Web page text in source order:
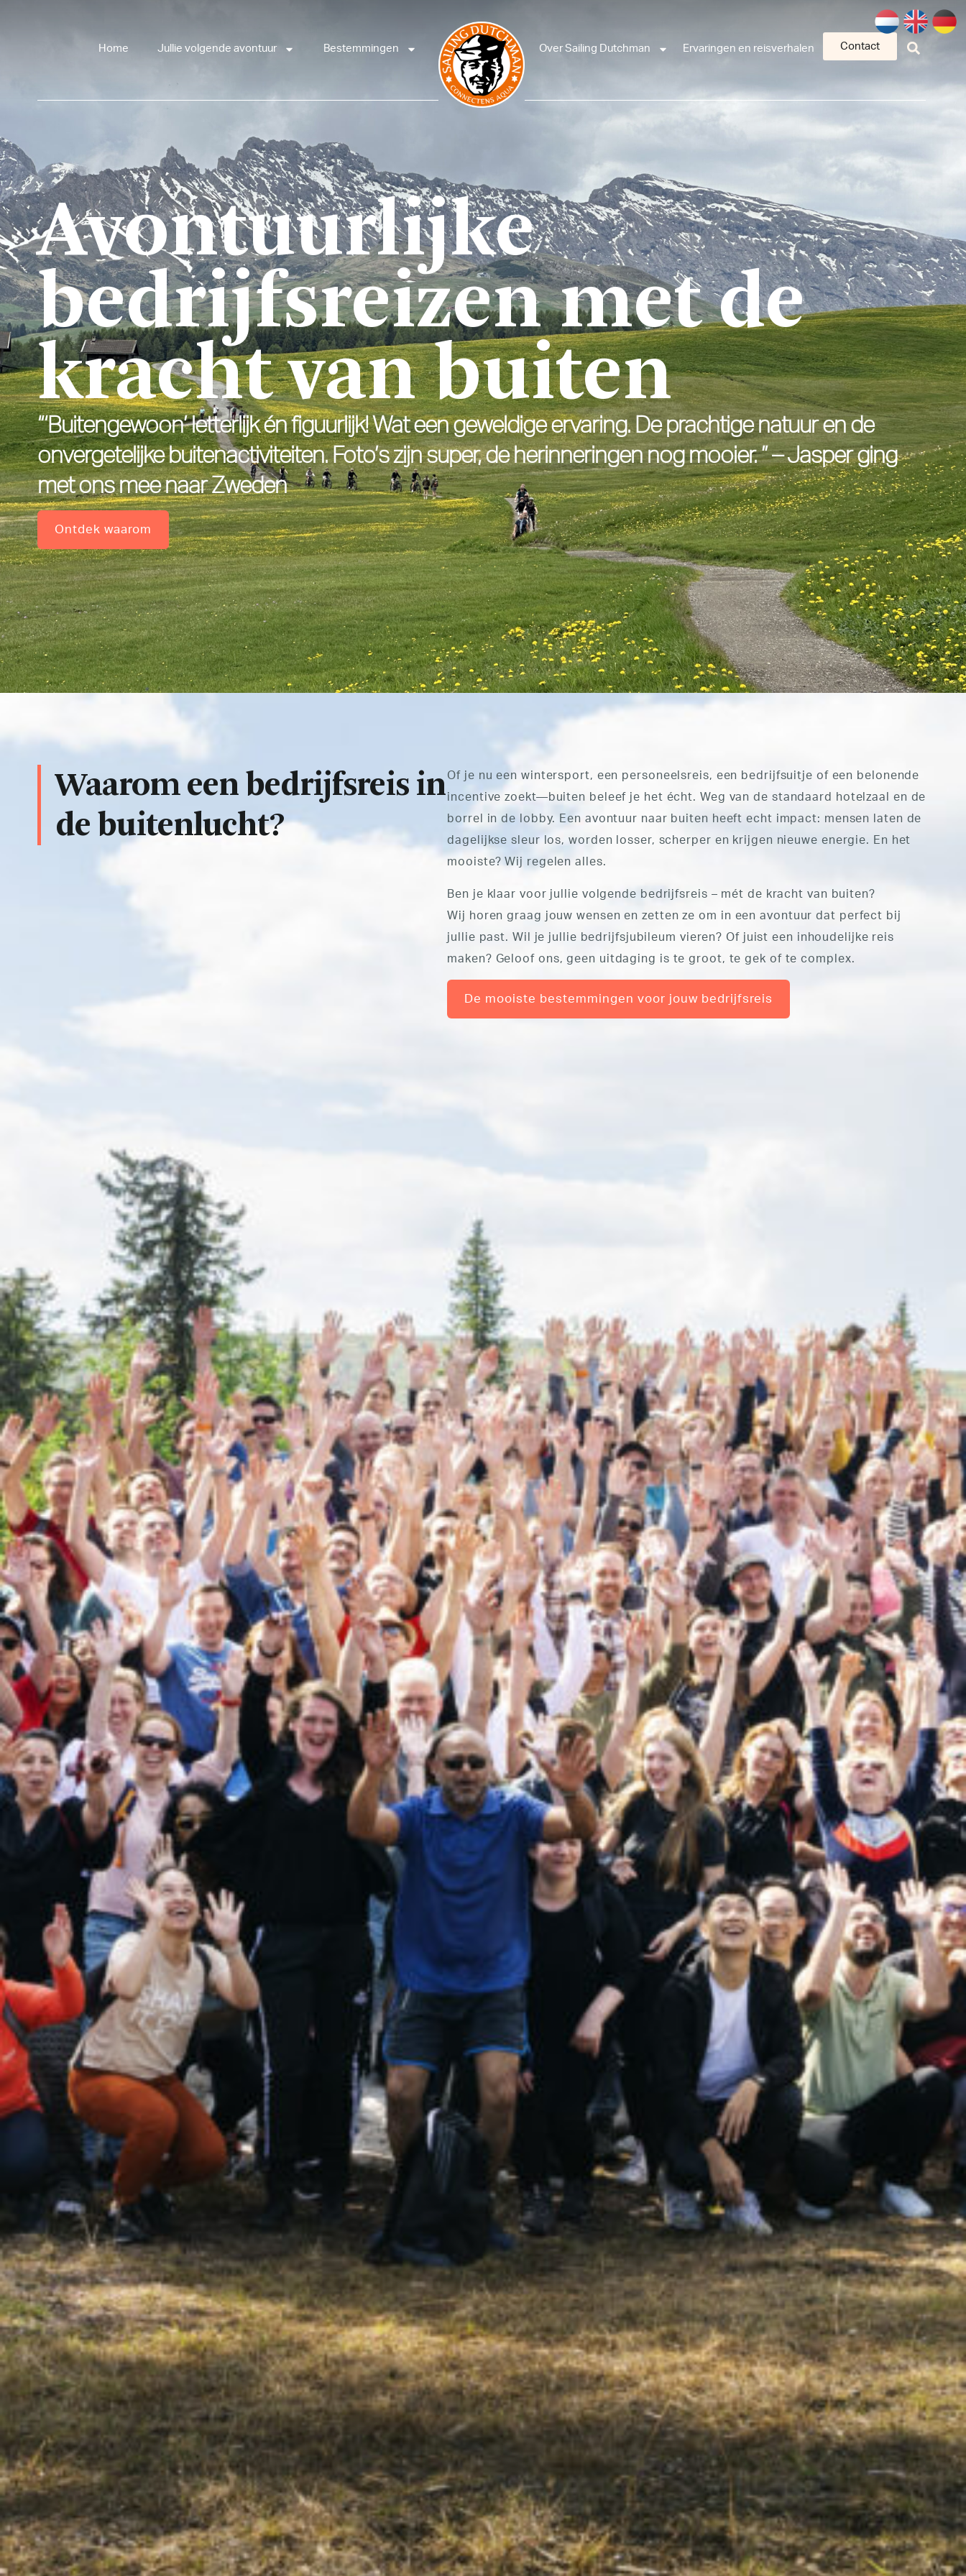
Home Jullie volgende avontuur Bestemmingen Over Sailing Dutchman Ervaringen en reisverhalen Contact
Avontuurlijke
bedrijfsreizen met de
kracht van buiten
“‘Buitengewoon’ letterlijk én figuurlijk! Wat een geweldige ervaring. De prachtige natuur en de
onvergetelijke buitenactiviteiten. Foto’s zijn super, de herinneringen nog mooier. ” – Jasper ging
met ons mee naar Zweden
Ontdek waarom
Waarom een bedrijfsreis in
de buitenlucht?
Of je nu een wintersport, een personeelsreis, een bedrijfsuitje of een belonende
incentive zoekt—buiten beleef je het écht. Weg van de standaard hotelzaal en de
borrel in de lobby. Een avontuur naar buiten heeft echt impact: mensen laten de
dagelijkse sleur los, worden losser, scherper en krijgen nieuwe energie. En het
mooiste? Wij regelen alles.
Ben je klaar voor jullie volgende bedrijfsreis – mét de kracht van buiten?
Wij horen graag jouw wensen en zetten ze om in een avontuur dat perfect bij
jullie past. Wil je jullie bedrijfsjubileum vieren? Of juist een inhoudelijke reis
maken? Geloof ons, geen uitdaging is te groot, te gek of te complex.
De mooiste bestemmingen voor jouw bedrijfsreis